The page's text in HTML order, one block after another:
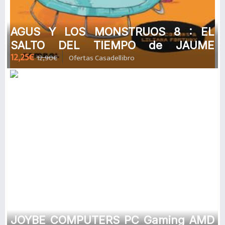
AGUS Y LOS MONSTRUOS 8 : EL
SALTO DEL TIEMPO de JAUME
COPONS RAMON
12,25€ 12,90€ Ofertas Casadellibro
JOYBE COMPUTERS PC Gaming AMD